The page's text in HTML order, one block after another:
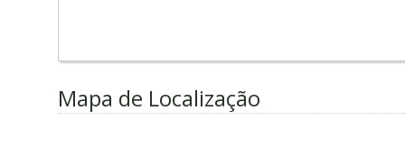
Mapa de Localização